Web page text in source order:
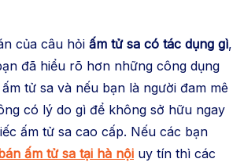
của câu hỏi ấm tử sa có tác dụng gì,
đã hiểu rõ hơn những công dụng
tử sa và nếu bạn là người đam mê
có lý do gì để không sở hữu ngay
ấm tử sa cao cấp. Nếu các bạn
ấm tử sa tại hà nội uy tín thì các